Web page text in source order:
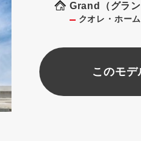
Grand（グラン
クオレ・ホーム
このモ